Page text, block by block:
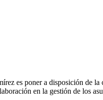
es poner a disposición de
en la gestión de los